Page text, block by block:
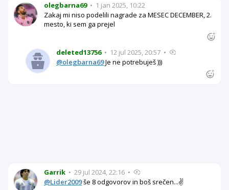
olegbarna69 • 1 jan 2025, 10:22
Zakaj mi niso podelili nagrade za MESEC DECEMBER, 2.
mesto, ki sem ga prejel
deleted13756 • 12 jul 2025, 20:57 •
@olegbarna69Je ne potrebuješ )))
Garrik • 29 jul 2024, 22:16 •
@Lider2009še 8 odgovorov in boš srečen...✌️